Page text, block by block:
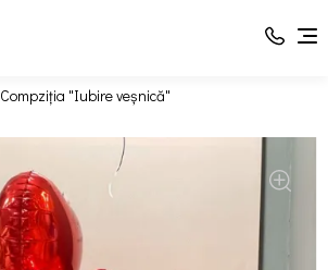
Compziția "Iubire veșnică"